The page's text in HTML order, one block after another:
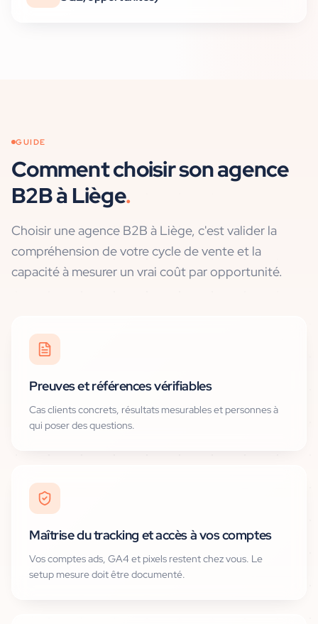
GUIDE
Comment choisir son agence
B2Bà Liège.
Choisir une agence B2B à Liège, c'est valider la
compréhension de votre cycle de vente et la
capacité à mesurer un vrai coût par opportunité.
Preuves et références vérifiables
Cas clients concrets, résultats mesurables et personnes à
qui poser des questions.
Maîtrise du tracking et accès à vos comptes
Vos comptes ads, GA4 et pixels restent chez vous. Le
setup mesure doit être documenté.